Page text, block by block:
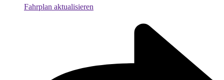
Fahrplan aktualisieren